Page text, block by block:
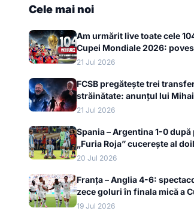
Cele mai noi
Am urmărit live toate cele
Cupei Mondiale 2026:
de neuitat
21 Jul 2026
FCSB pregătește trei
străinătate: anunțul lui
înaintea dublei cu FK Auda
21 Jul 2026
Spania – Argentina 1-0
„Furia Roja” cucerește al
mondial din istorie la Cupa
20 Jul 2026
Franța – Anglia 4-6:
zece goluri în finala mică a
2026, bronzul merge la
19 Jul 2026